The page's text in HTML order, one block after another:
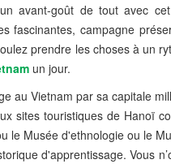
avant-goût de tout avec
fascinantes, campagne
prendre les choses à un
un jour.
au Vietnam par sa capitale
sites touristiques de Hanoï
le Musée d'ethnologie ou le
d'apprentissage. Vous